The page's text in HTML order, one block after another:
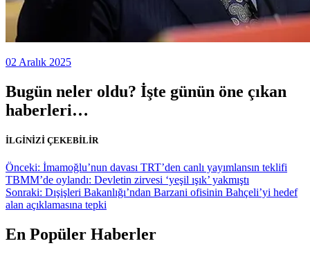
02 Aralık 2025
Bugün neler oldu? İşte günün öne çıkan
haberleri…
İLGİNİZİ ÇEKEBİLİR
Yazı
gezinmesi
Önceki: İmamoğlu’nun davası TRT’den canlı yayımlansın teklifi
TBMM’de oylandı: Devletin zirvesi ‘yeşil ışık’ yakmıştı
Sonraki: Dışişleri Bakanlığı’ndan Barzani ofisinin Bahçeli’yi hedef
alan açıklamasına tepki
En Popüler Haberler